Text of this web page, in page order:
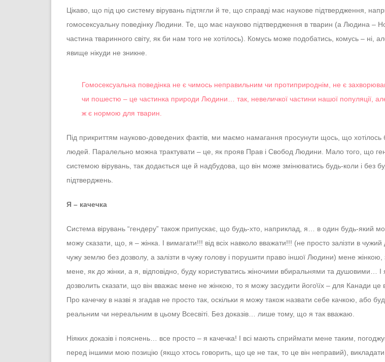
Цікаво, що під цю систему вірувань підтягли й те, що справді має наукове підтвердження,
гомосексуальну поведінку Людини. Те, що має науково підтвердження в тварин (а Людина –
частина тваринного світу, як би нам того не хотілось). Комусь може подобатись, комусь – ні,
явище нікуди не зникне.
Гомосексуальна поведінка не є чимось неправильним чи протиприроднім, не є
чи пошестю – це частинка природи Людини… так, невеличкої частини нашої популяції,
ж є нормою для тварин.
Під прикриттям науково-доведених фактів, ми маємо намагання просунути щось, що
людей. Паралельно можна трактувати – це, як прояв Прав і Свобод Людини. Мало того, що
системою вірувань, так додається ще й надбудова, що він може змінюватись будь-коли і без
підтверджень.
Я – качечка
Система вірувань “гендеру” також припускає, що будь-хто, наприклад, я… в один будь-який
можу сказати, що, я – жінка. І вимагати!!! від всіх навколо вважати!!! (не просто залізти в чужий
чужу землю без дозволу, а залізти в чужу голову і порушити право іншої Людини) мене жінкою,
мене, як до жінки, а я, відповідно, буду користуватись жіночими вбиральнями та душовими… І
дозволить сказати, що він вважає мене не жінкою, то я можу засудити його\їх – для Канади це
Про качечку в назві я згадав не просто так, оскільки я можу також назвати себе качкою, або
реальним чи нереальним в цьому Всесвіті. Без доказів… лише тому, що я так вважаю.
Ніяких доказів і пояснень… все просто – я качечка! І всі мають сприймати мене таким,
перед іншими мою позицію (якщо хтось говорить, що це не так, то це він неправий),